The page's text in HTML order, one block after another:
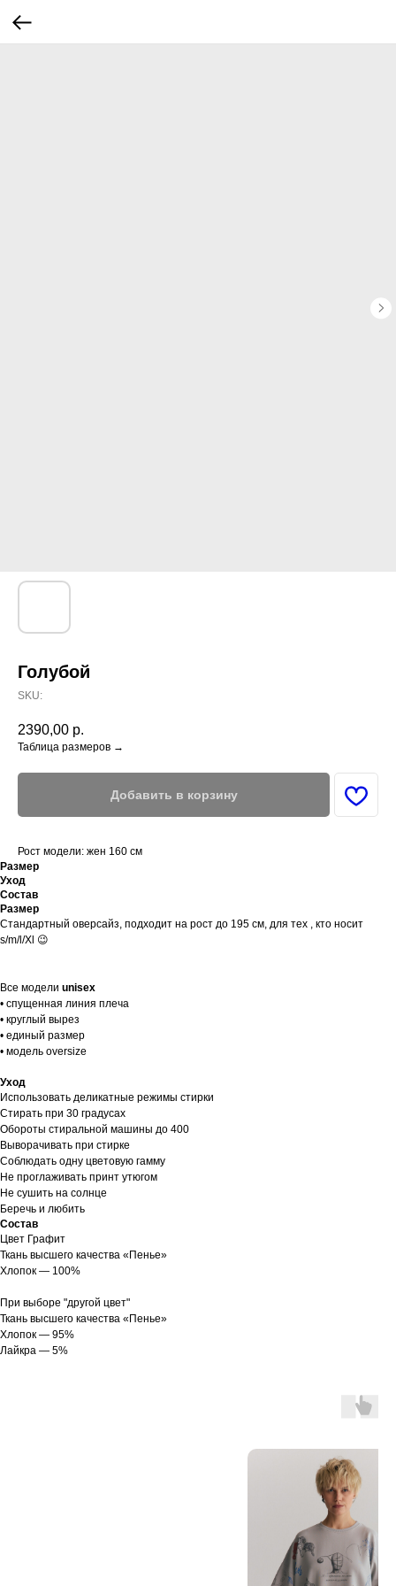
Голубой
SKU:
2390,00 р.
Таблица размеров →
Добавить в корзину
Рост модели: жен 160 см
Размер
Уход
Состав
Размер
Стандартный оверсайз, подходит на рост до 195 см, для тех , кто носит
s/m/l/Xl 😉
Все модели unisex
• спущенная линия плеча
• круглый вырез
• единый размер
• модель oversize
Уход
Использовать деликатные режимы стирки
Стирать при 30 градусах
Обороты стиральной машины до 400
Выворачивать при стирке
Соблюдать одну цветовую гамму
Не проглаживать принт утюгом
Не сушить на солнце
Беречь и любить
Состав
Цвет Графит
Ткань высшего качества «Пенье»
Хлопок — 100%
При выборе "другой цвет"
Ткань высшего качества «Пенье»
Хлопок — 95%
Лайкра — 5%